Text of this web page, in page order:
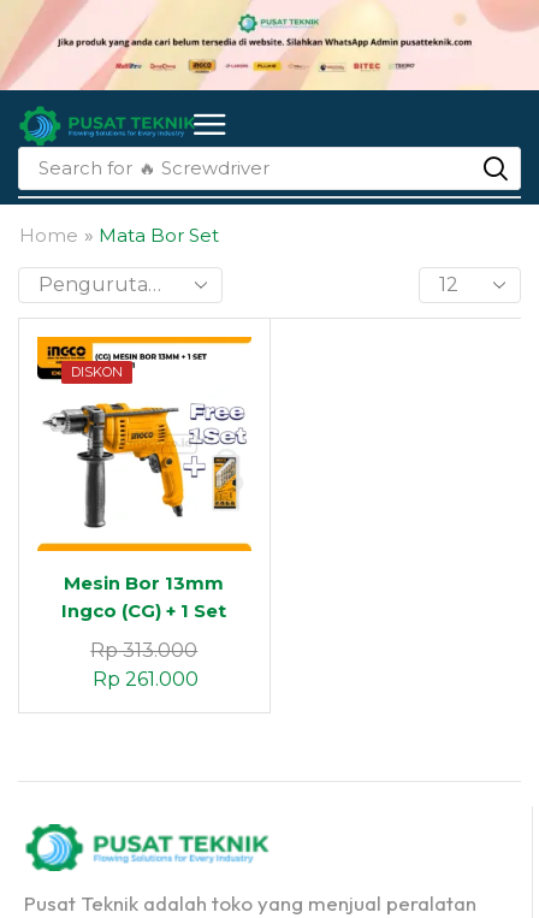
Search for 🔥 Screwdriver
Home » Mata Bor Set
DISKON
Mesin Bor 13mm
Ingco (CG) + 1 Set
Mata Bor AKDB0801
Rp313.000
Rp 261.000
Pusat Teknik adalah toko yang menjual peralatan